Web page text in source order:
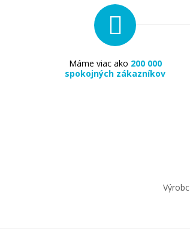
Máme viac ako 200 000
spokojných zákazníkov